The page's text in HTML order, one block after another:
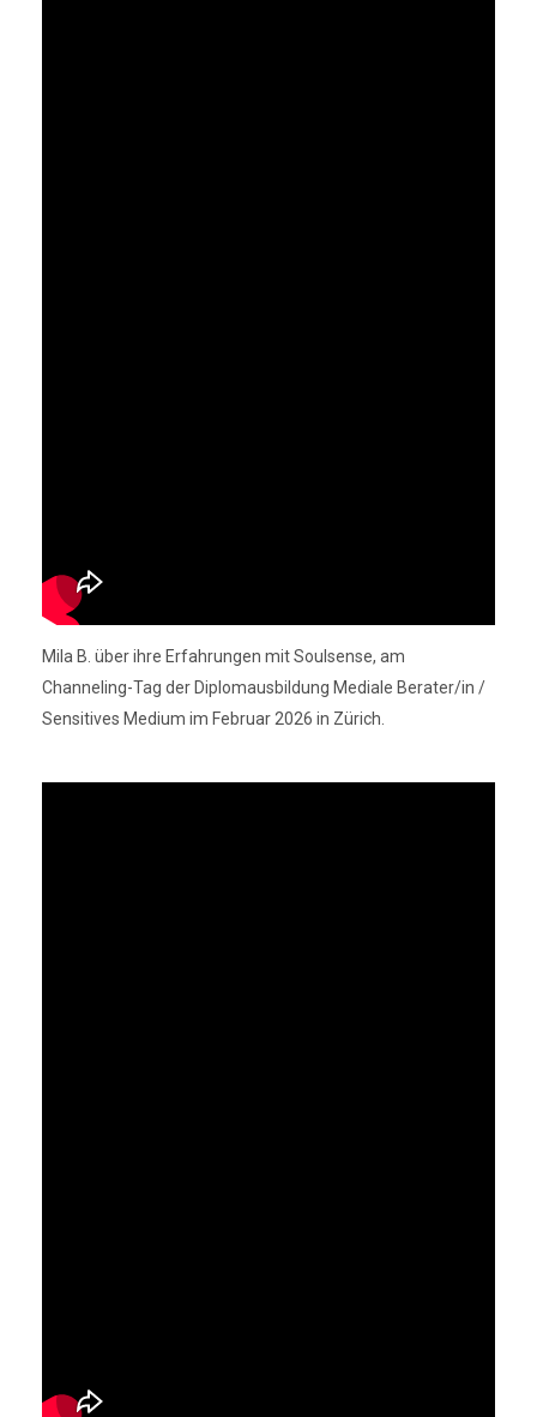
Mila B. über ihre Erfahrungen mit Soulsense, am
Channeling-Tag der Diplomausbildung Mediale Berater/in /
Sensitives Medium im Februar 2026 in Zürich.